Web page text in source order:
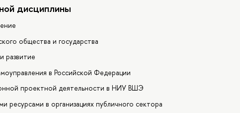
дисциплины
общества и государства
развитие
в Российской Федерации
проектной деятельности в НИУ ВШЭ
ресурсами в организациях публичного сектора